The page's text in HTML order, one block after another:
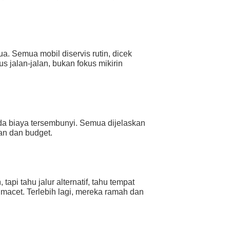
Semua mobil diservis rutin, dicek
jalan-jalan, bukan fokus mikirin
biaya tersembunyi. Semua dijelaskan
dan budget.
tahu jalur alternatif, tahu tempat
Terlebih lagi, mereka ramah dan